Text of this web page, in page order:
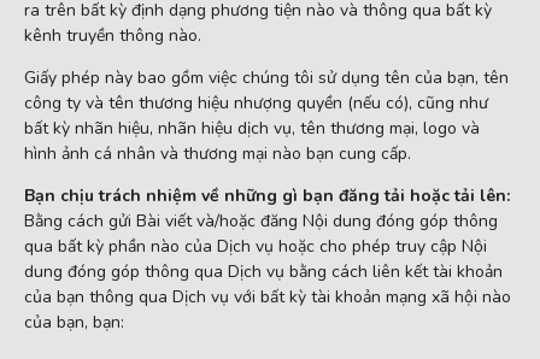
ra trên bất kỳ định dạng phương tiện nào và thông qua bất kỳ
kênh truyền thông nào.
Giấy phép này bao gồm việc chúng tôi sử dụng tên của bạn, tên
công ty và tên thương hiệu nhượng quyền (nếu có), cũng như
bất kỳ nhãn hiệu, nhãn hiệu dịch vụ, tên thương mại, logo và
hình ảnh cá nhân và thương mại nào bạn cung cấp.
Bạn chịu trách nhiệm về những gì bạn đăng tải hoặc tải lên:
Bằng cách gửi Bài viết và/hoặc đăng Nội dung đóng góp thông
qua bất kỳ phần nào của Dịch vụ hoặc cho phép truy cập Nội
dung đóng góp thông qua Dịch vụ bằng cách liên kết tài khoản
của bạn thông qua Dịch vụ với bất kỳ tài khoản mạng xã hội nào
của bạn, bạn: